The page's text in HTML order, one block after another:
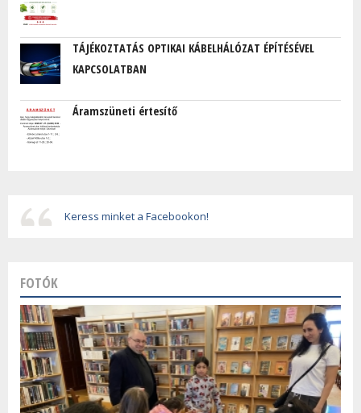
TÁJÉKOZTATÁS OPTIKAI KÁBELHÁLÓZAT ÉPÍTÉSÉVEL
KAPCSOLATBAN
Áramszüneti értesítő
Keress minket a Facebookon!
FOTÓK